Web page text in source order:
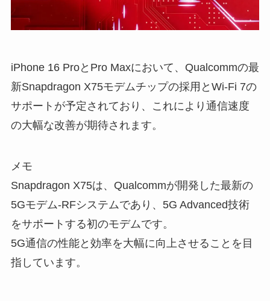
iPhone 16 ProとPro Maxにおいて、Qualcommの最
新Snapdragon X75モデムチップの採用とWi-Fi 7の
サポート が予定されており、これにより通信速度
の大幅な改善が期待されます。
メモ
Snapdragon X75は、Qualcommが開発した最新の
5Gモデム-RFシステムであり、5G Advanced技術
をサポートする初のモデムです。
5G通信の性能と効率を大幅に向上させることを目
指しています。